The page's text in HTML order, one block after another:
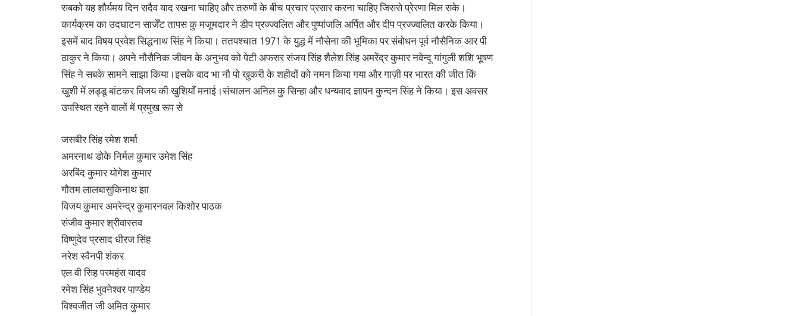
सबको यह शौर्यमय दिन सदैव याद रखना चाहिए और तरुणों के बीच प्रचार प्रसार करना चाहिए जिससे प्रेरणा मिल सके।
कार्यक्रम का उदघाटन सार्जेंट तापस कु मजूमदार ने डीप प्रज्ज्वलित और पुष्पांजलि अर्पित और दीप प्रज्ज्वलित करके किया।
इसमें बाद विषय प्रवेश सिद्धनाथ सिंह ने किया। ततपश्चात 1971 के युद्ध में नौसेना की भूमिका पर संबोधन पूर्व नौसैनिक आर पी
ठाकुर ने किया। अपने नौसैनिक जीवन के अनुभव को पेटी अफसर संजय सिंह शैलेश सिंह अमरेंद्र कुमार नवेन्दू गांगुली शशि भूषण
सिंह ने सबके सामने साझा किया।इसके वाद भा नौ पो खुकरी के शहीदों को नमन किया गया और गाज़ी पर भारत की जीत किं
खुशी में लड्डू बांटकर विजय की खुशियाँ मनाई।संचालन अनिल कु सिन्हा और धन्यवाद ज्ञापन कुन्दन सिंह ने किया। इस अवसर
उपस्थित रहने वालों में प्रमुख रूप से
जसबीर सिंह रमेश शर्मा
अमरनाथ डोके निर्मल कुमार उमेश सिंह
अरबिंद कुमार योगेश कुमार
गौतम लालबासुकिनाथ झा
विजय कुमार अमरेन्द्र कुमारनवल किशोर पाठक
संजीव कुमार श्रीवास्तव
विष्णुदेव प्रसाद धीरज सिंह
नरेश स्वैनपी शंकर
एल वी सिह परमहंस यादव
रमेश सिंह भुवनेश्वर पाण्डेय
विश्वजीत जी अमित कुमार